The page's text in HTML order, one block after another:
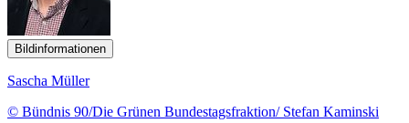
Bildinformationen
Sascha Müller
© Bündnis 90/Die Grünen Bundestagsfraktion/ Stefan Kaminski